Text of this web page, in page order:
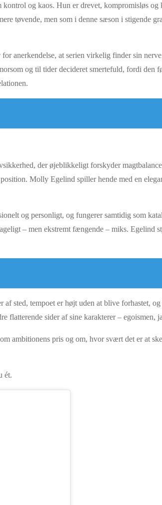
og kaos. Hun er drevet, kompromisløs
tøvende, men som i denne sæson i stigende
anerkendelse, at serien virkelig finder sin
og til tider decideret smertefuld, fordi
der øjeblikkeligt forskyder
Molly Egelind spiller hende med en
og personligt, og fungerer samtidig som
– men ekstremt fængende – miks. Egelind
sted, tempoet er højt uden at blive forhastet,
flatterende sider af sine karakterer –
ambitionens pris og om, hvor svært det er at
ét.